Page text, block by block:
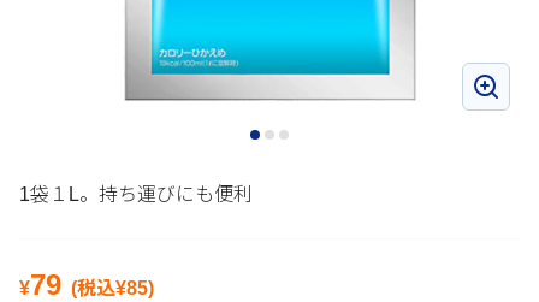
1袋１L。持ち運びにも便利
¥79 (税込¥85)